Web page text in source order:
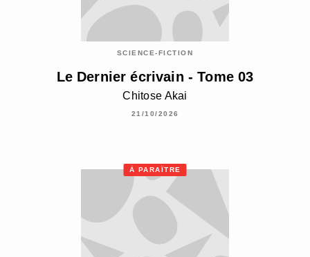
SCIENCE-FICTION
Le Dernier écrivain - Tome 03
Chitose Akai
21/10/2026
À PARAÎTRE